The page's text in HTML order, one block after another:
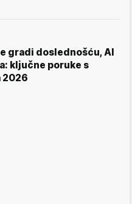
gradi doslednošću, AI
ključne poruke s
2026